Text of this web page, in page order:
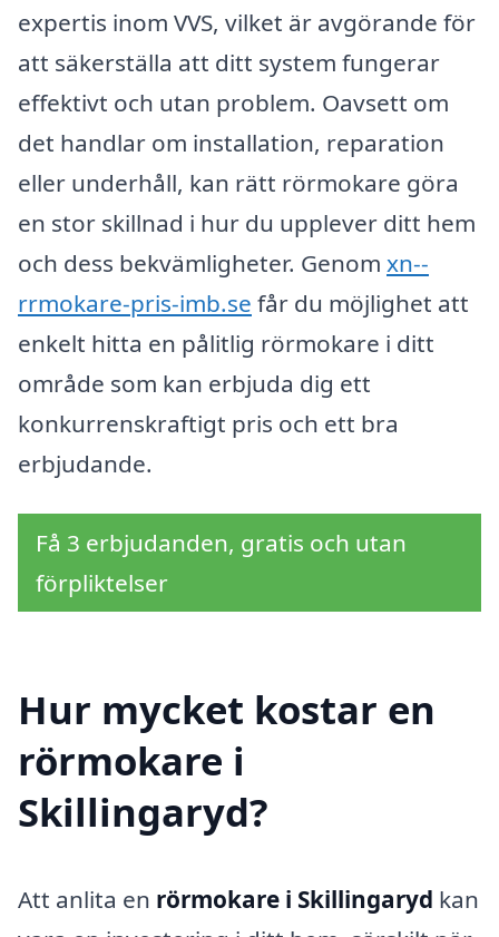
expertis inom VVS, vilket är avgörande för
att säkerställa att ditt system fungerar
effektivt och utan problem. Oavsett om
det handlar om installation, reparation
eller underhåll, kan rätt rörmokare göra
en stor skillnad i hur du upplever ditt hem
och dess bekvämligheter. Genom xn--
rrmokare-pris-imb.se får du möjlighet att
enkelt hitta en pålitlig rörmokare i ditt
område som kan erbjuda dig ett
konkurrenskraftigt pris och ett bra
erbjudande.
Få 3 erbjudanden, gratis och utan
förpliktelser
Hur mycket kostar en
rörmokare i
Skillingaryd?
Att anlita en rörmokare i Skillingaryd kan